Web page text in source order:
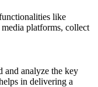
like
platforms, collect
and analyze the key
in delivering a